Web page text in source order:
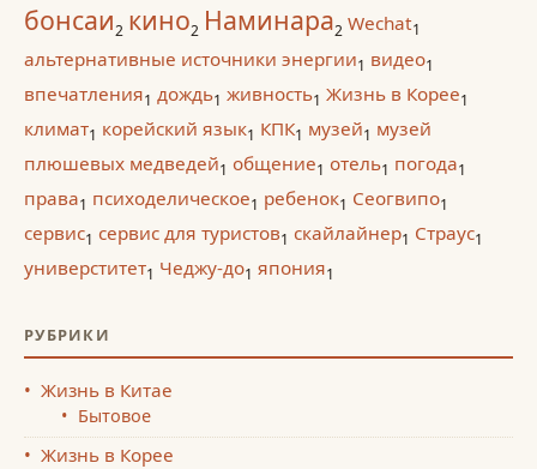
бонсаи2 кино2 Наминара2 Wechat1
альтернативные источники энергии1 видео1
впечатления1 дождь1 живность1 Жизнь в Корее1
климат1 корейский язык1 КПК1 музей1 музей
плюшевых медведей1 общение1 отель1 погода1
права1 психоделическое1 ребенок1 Сеогвипо1
сервис1 сервис для туристов1 скайлайнер1 Страус1
универститет1 Чеджу-до1 япония1
РУБРИКИ
Жизнь в Китае
Бытовое
Жизнь в Корее